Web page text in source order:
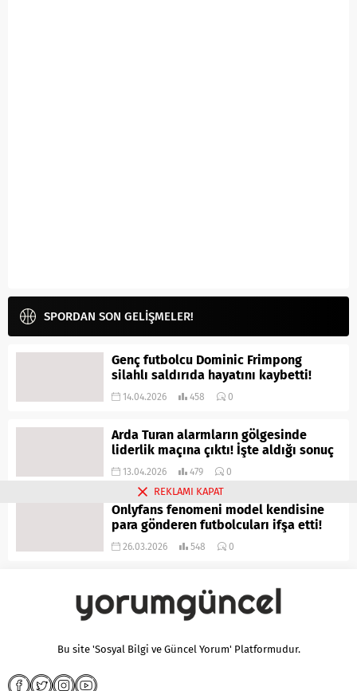
SPORDAN SON GELİŞMELER!
Genç futbolcu Dominic Frimpong
silahlı saldırıda hayatını kaybetti!
14.04.2026 458 0
Arda Turan alarmların gölgesinde
liderlik maçına çıktı! İşte aldığı sonuç
13.04.2026 479 0
Onlyfans fenomeni model kendisine
para gönderen futbolcuları ifşa etti!
26.03.2026 548 0
Bu site 'Sosyal Bilgi ve Güncel Yorum' Platformudur.
REKLAMI KAPAT